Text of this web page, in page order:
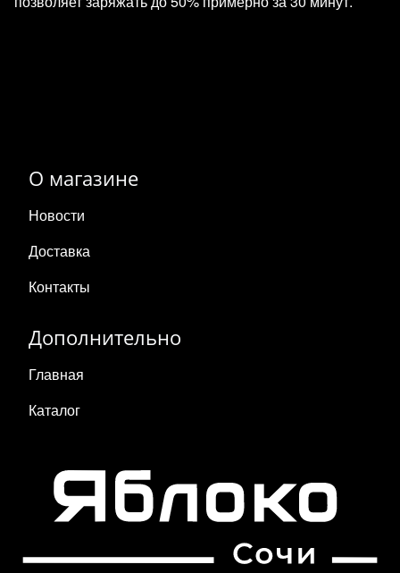
О магазине
Новости
Доставка
Контакты
Дополнительно
Главная
Каталог